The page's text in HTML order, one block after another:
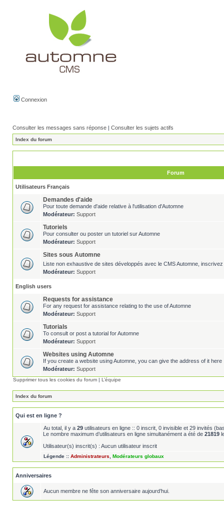
Connexion
Consulter les messages sans réponse | Consulter les sujets actifs
Index du forum
Forum
Utilisateurs Français
Demandes d'aide
Pour toute demande d'aide relative à l'utilisation d'Automne
Modérateur: Support
Tutoriels
Pour consulter ou poster un tutoriel sur Automne
Modérateur: Support
Sites sous Automne
Liste non exhaustive de sites développés avec le CMS Automne,
Modérateur: Support
English users
Requests for assistance
For any request for assistance relating to the use of Automne
Modérateur: Support
Tutorials
To consult or post a tutorial for Automne
Modérateur: Support
Websites using Automne
If you create a website using Automne, you can give the address of it here
Modérateur: Support
Supprimer tous les cookies du forum | L’équipe
Index du forum
Qui est en ligne ?
Au total, il y a 29 utilisateurs en ligne :: 0 inscrit, 0 invisible et 29 invités
Le nombre maximum d’utilisateurs en ligne simultanément a été de 21819
Utilisateur(s) inscrit(s) : Aucun utilisateur inscrit
Légende :: Administrateurs Modérateurs globaux
Anniversaires
Aucun membre ne fête son anniversaire aujourd’hui.